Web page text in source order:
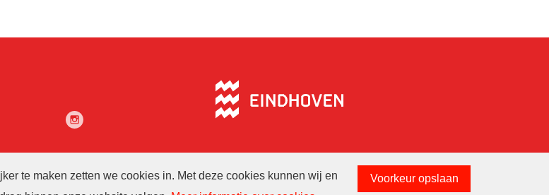
te maken zetten we cookies in. Met deze cookies kunnen wij en
Voorkeur opslaan